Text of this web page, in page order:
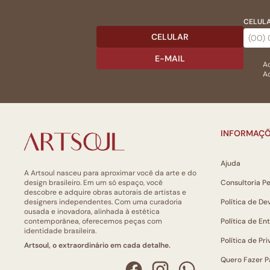
CELULAR
E-MAIL
A Artsoul nasceu para aproximar você da arte e do
design brasileiro. Em um só espaço, você
descobre e adquire obras autorais de artistas e
designers independentes. Com uma curadoria
ousada e inovadora, alinhada à estética
contemporânea, oferecemos peças com
identidade brasileira.
Artsoul, o extraordinário em cada detalhe.
Ajuda
Consultoria
Política de
Política de
Política de
Quero Fazer